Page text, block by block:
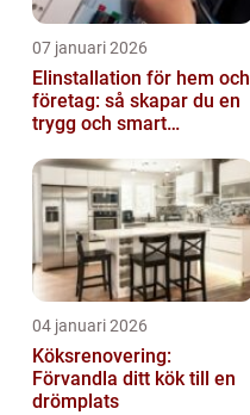
07 januari 2026
Elinstallation för hem och
företag: så skapar du en
trygg och smart
04 januari 2026
Köksrenovering:
Förvandla ditt kök till en
drömplats